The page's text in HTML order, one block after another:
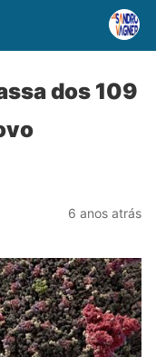
dos 109
6 anos atrás